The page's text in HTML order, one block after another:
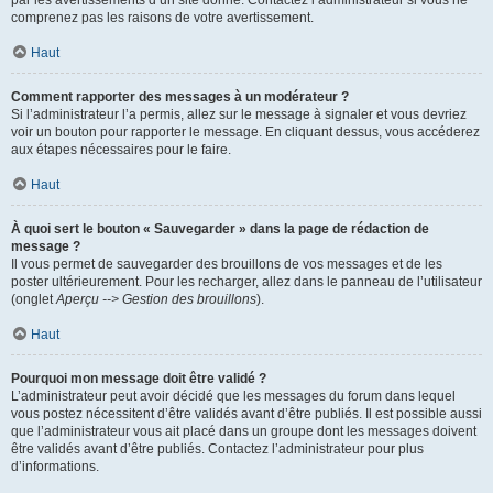
comprenez pas les raisons de votre avertissement.
Haut
Comment rapporter des messages à un modérateur ?
Si l’administrateur l’a permis, allez sur le message à signaler et vous devriez
voir un bouton pour rapporter le message. En cliquant dessus, vous accéderez
aux étapes nécessaires pour le faire.
Haut
À quoi sert le bouton « Sauvegarder » dans la page de rédaction de
message ?
Il vous permet de sauvegarder des brouillons de vos messages et de les
poster ultérieurement. Pour les recharger, allez dans le panneau de l’utilisateur
(ongletAperçu --> Gestion des brouillons).
Haut
Pourquoi mon message doit être validé ?
L’administrateur peut avoir décidé que les messages du forum dans lequel
vous postez nécessitent d’être validés avant d’être publiés. Il est possible aussi
que l’administrateur vous ait placé dans un groupe dont les messages doivent
être validés avant d’être publiés. Contactez l’administrateur pour plus
d’informations.